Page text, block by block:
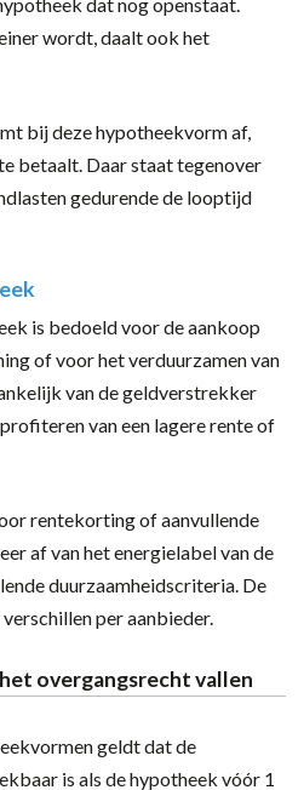
dat nog openstaat.
wordt, daalt ook het
bij deze hypotheekvorm af,
betaalt. Daar staat tegenover
gedurende de looptijd
is bedoeld voor de aankoop
of voor het verduurzamen van
van de geldverstrekker
van een lagere rente of
rentekorting of aanvullende
af van het energielabel van de
duurzaamheidscriteria. De
per aanbieder.
overgangsrecht vallen
geldt dat de
is als de hypotheek vóór 1